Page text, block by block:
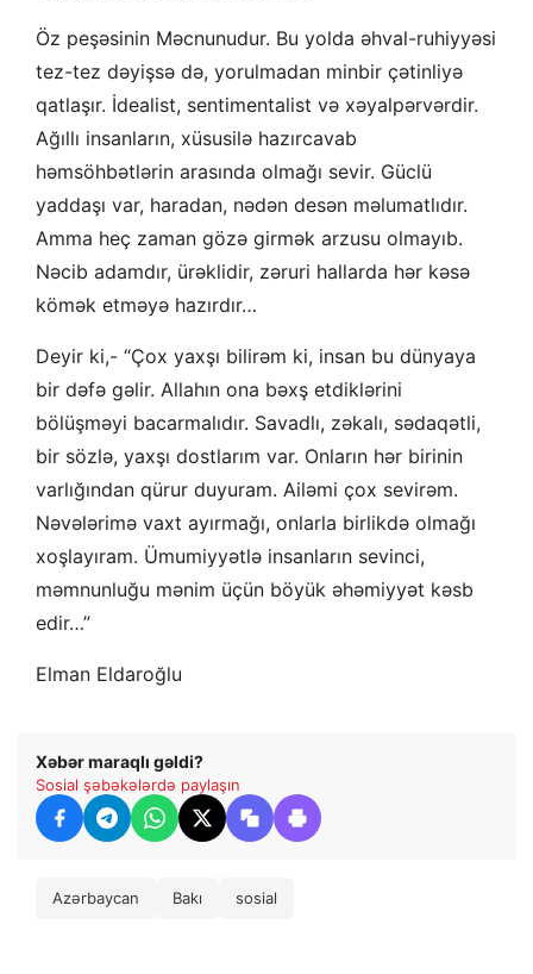
Öz peşəsinin Məcnunudur. Bu yolda əhval-ruhiyyəsi
tez-tez dəyişsə də, yorulmadan minbir çətinliyə
qatlaşır. İdealist, sentimentalist və xəyalpərvərdir.
Ağıllı insanların, xüsusilə hazırcavab
həmsöhbətlərin arasında olmağı sevir. Güclü
yaddaşı var, haradan, nədən desən məlumatlıdır.
Amma heç zaman gözə girmək arzusu olmayıb.
Nəcib adamdır, ürəklidir, zəruri hallarda hər kəsə
kömək etməyə hazırdır…
Deyir ki,- “Çox yaxşı bilirəm ki, insan bu dünyaya
bir dəfə gəlir. Allahın ona bəxş etdiklərini
bölüşməyi bacarmalıdır. Savadlı, zəkalı, sədaqətli,
bir sözlə, yaxşı dostlarım var. Onların hər birinin
varlığından qürur duyuram. Ailəmi çox sevirəm.
Nəvələrimə vaxt ayırmağı, onlarla birlikdə olmağı
xoşlayıram. Ümumiyyətlə insanların sevinci,
məmnunluğu mənim üçün böyük əhəmiyyət kəsb
edir…”
Elman Eldaroğlu
Xəbər maraqlı gəldi?
Sosial şəbəkələrdə paylaşın
Azərbaycan Bakı sosial